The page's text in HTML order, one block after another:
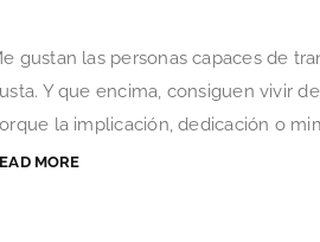
gustan las personas capaces de
Y que encima, consiguen vivir
la implicación, dedicación o
MORE